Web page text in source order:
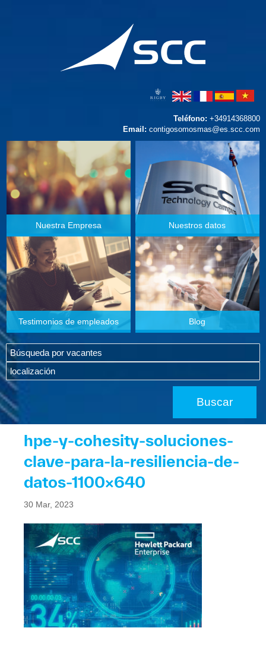
Teléfono: +34914368800
Email: contigosomosmas@es.scc.com
Nuestra Empresa Nuestros datos
Testimonios de empleados Blog
hpe-y-cohesity-soluciones-
clave-para-la-resiliencia-de-
datos-1100×640
30 Mar, 2023